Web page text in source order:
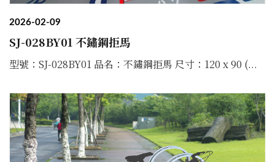
2026-02-09
SJ-028BY01 不鏽鋼拒馬
型號：SJ-028BY01 品名：不鏽鋼拒馬 尺寸：120 x 90 (...